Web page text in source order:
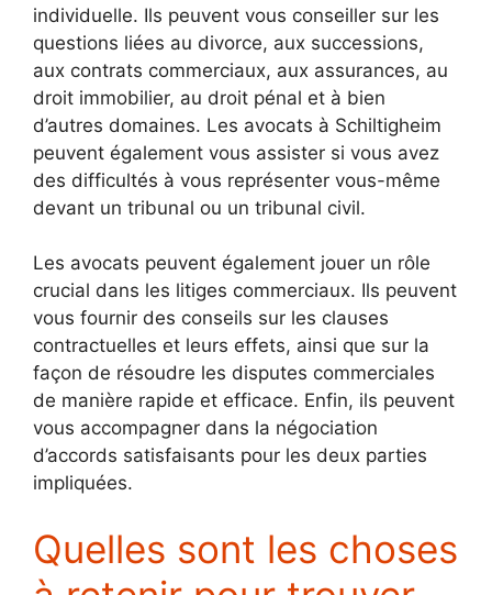
individuelle. Ils peuvent vous conseiller sur les
questions liées au divorce, aux successions,
aux contrats commerciaux, aux assurances, au
droit immobilier, au droit pénal et à bien
d’autres domaines. Les avocats à Schiltigheim
peuvent également vous assister si vous avez
des difficultés à vous représenter vous-même
devant un tribunal ou un tribunal civil.
Les avocats peuvent également jouer un rôle
crucial dans les litiges commerciaux. Ils peuvent
vous fournir des conseils sur les clauses
contractuelles et leurs effets, ainsi que sur la
façon de résoudre les disputes commerciales
de manière rapide et efficace. Enfin, ils peuvent
vous accompagner dans la négociation
d’accords satisfaisants pour les deux parties
impliquées.
Quelles sont les choses